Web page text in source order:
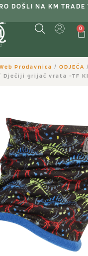
DOŠLI NA KM TRADE
0
Prodavnica / ODJEĆA /
Dječiji grijač vrata -TF